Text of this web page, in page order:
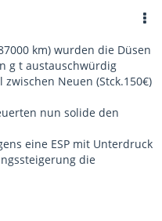
km) wurden die Düsen
g t austauschwürdig
Neuen (Stck.150€)
nun solide den
eine ESP mit Unterdruck
die